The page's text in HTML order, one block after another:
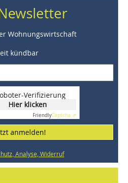
Wohnungswirtschaft
kündbar
Verifizierung
Hier klicken
FriendlyCaptcha ⇗
anmelden!
Analyse, Widerruf